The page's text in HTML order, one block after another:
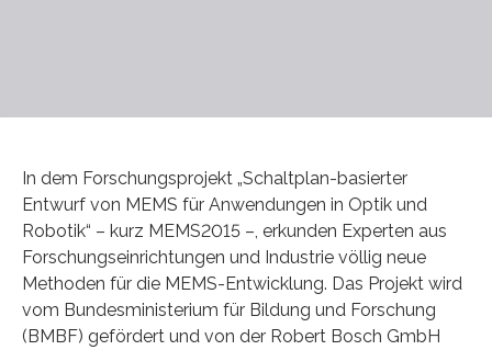
In dem Forschungsprojekt „Schaltplan-basierter
Entwurf von MEMS für Anwendungen in Optik und
Robotik“ – kurz MEMS2015 –, erkunden Experten aus
Forschungseinrichtungen und Industrie völlig neue
Methoden für die MEMS-Entwicklung. Das Projekt wird
vom Bundesministerium für Bildung und Forschung
(BMBF) gefördert und von der Robert Bosch GmbH